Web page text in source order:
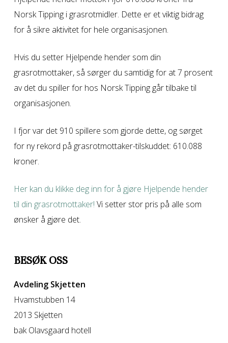
Norsk Tipping i grasrotmidler. Dette er et viktig bidrag
for å sikre aktivitet for hele organisasjonen.
Hvis du setter Hjelpende hender som din
grasrotmottaker, så sørger du samtidig for at 7 prosent
av det du spiller for hos Norsk Tipping går tilbake til
organisasjonen.
I fjor var det 910 spillere som gjorde dette, og sørget
for ny rekord på grasrotmottaker-tilskuddet: 610.088
kroner.
Her kan du klikke deg inn for å gjøre Hjelpende hender
til din grasrotmottaker! Vi setter stor pris på alle som
ønsker å gjøre det.
BESØK OSS
Avdeling Skjetten
Hvamstubben 14
2013 Skjetten
bak Olavsgaard hotell